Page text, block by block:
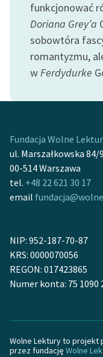
funkcjonować
Doriana Grey’a
sobowtóra
romantyzmu,
wFerdydurke
Fundacja Wolne
ul. Marszałkowska 84/
00-514 Warszawa
tel. +48 22 621 30 17
email
NIP: 952-187-70-87
KRS: 0000070056
REGON: 017423865
Numer konta: 75 1090
Wolne Lektury to projekt
przez fundację Wolne